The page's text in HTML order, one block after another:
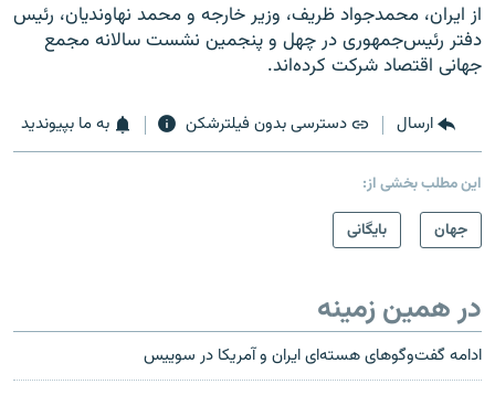
از ایران، محمدجواد ظریف، وزیر خارجه و محمد نهاوندیان، رئیس
دفتر رئیس‌جمهوری در چهل و پنجمین نشست سالانه مجمع
جهانی اقتصاد شرکت کرده‌اند.
ارسال دسترسی بدون فیلترشکن به ما بپیوندید
این مطلب بخشی از:
جهان
بایگانی
در همین زمینه
ادامه گفت‌وگوهای هسته‌ای ایران و آمریکا در سوییس